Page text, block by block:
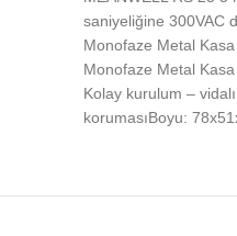
saniyeliğine 300VAC
Monofaze Metal
Monofaze Metal
Kolay kurulum –
korumasıBoyu: